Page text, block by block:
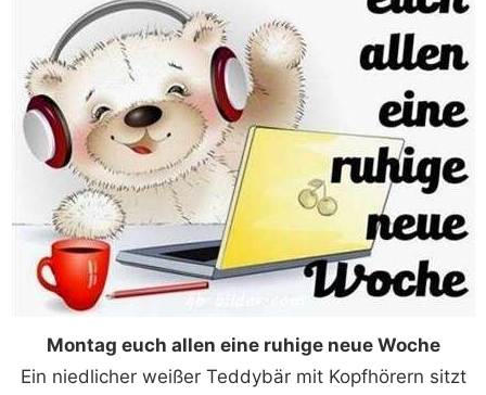
Montag euch allen eine ruhige neue Woche
Ein niedlicher weißer Teddybär mit Kopfhörern sitzt